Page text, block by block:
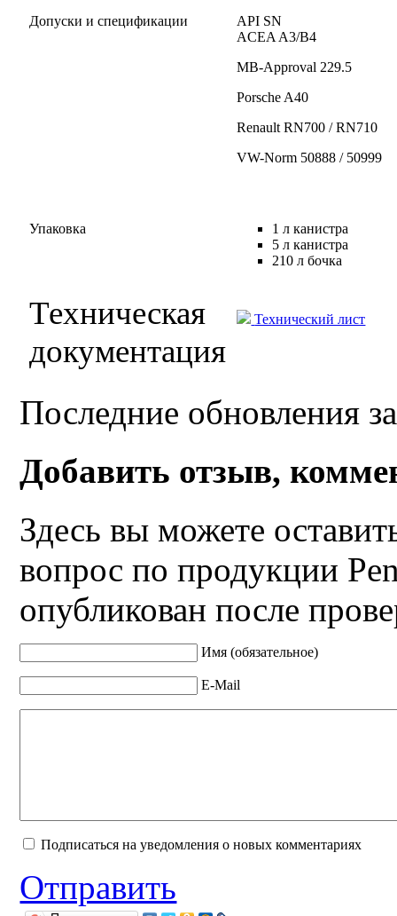
Допуски и спецификации
API SN
ACEA A3/B4
MB-Approval 229.5
Porsche A40
Renault RN700 / RN710
VW-Norm 50888 / 50999
Упаковка
1 л канистра
5 л канистра
210 л бочка
Техническая
документация
Технический лист
Последние обновления
Добавить отзыв,
Здесь вы можете
вопрос по продукции
опубликован после
Имя (обязательное)
E-Mail
Подписаться на уведомления о новых комментариях
Отправить